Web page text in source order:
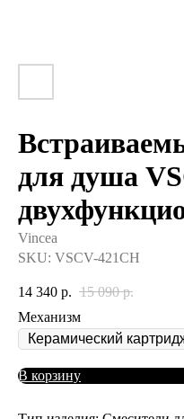
для душа
Vincea
SKU: VSCV-421CH
14 340 р. 15 090 р.
Механизм
В корзину